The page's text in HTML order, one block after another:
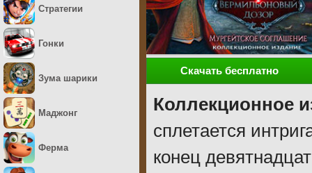
Скачать бесплатно
Коллекционное
сплетается
конец
Стратегии
Гонки
Зума шарики
Маджонг
Ферма